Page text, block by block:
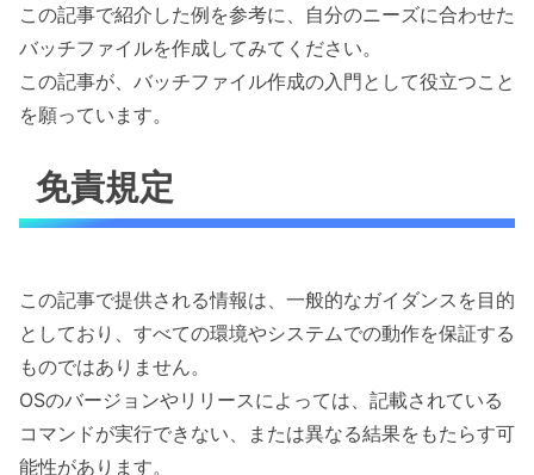
この記事で紹介した例を参考に、自分のニーズに合わせた
バッチファイルを作成してみてください。
この記事が、バッチファイル作成の入門として役立つこと
を願っています。
免責規定
この記事で提供される情報は、一般的なガイダンスを目的
としており、すべての環境やシステムでの動作を保証する
ものではありません。
OSのバージョンやリリースによっては、記載されている
コマンドが実行できない、または異なる結果をもたらす可
能性があります。